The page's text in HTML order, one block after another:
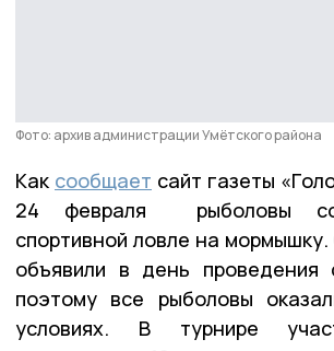
Фото: архив администрации Умётского района
Как сообщает сайт газеты
24 февраля рыболовы
спортивной ловле на
объявили в день проведения
поэтому все рыболовы
условиях. В турнире